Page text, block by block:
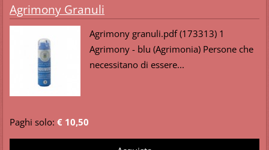
Agrimony Granuli
Agrimony granuli.pdf (173313) 1
Agrimony - blu (Agrimonia) Persone che
necessitano di essere...
Paghi solo: € 10,50